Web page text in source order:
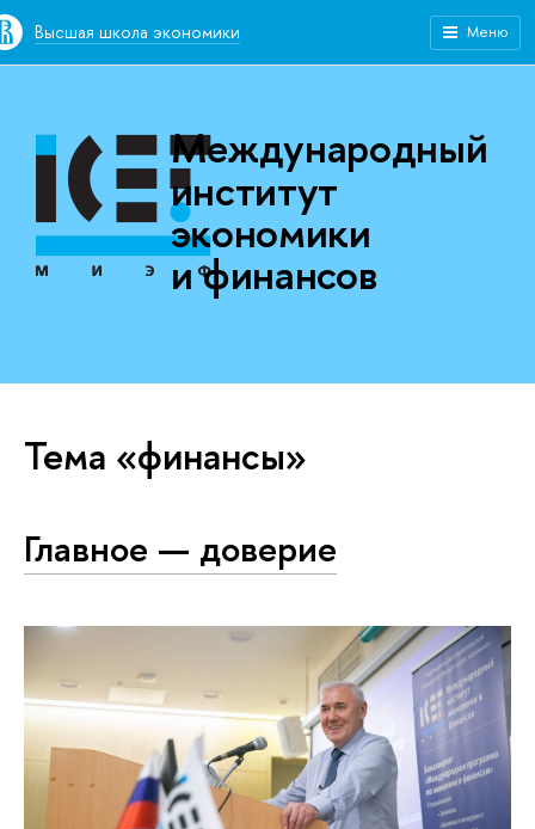
Высшая школа экономики Меню
Международный
институт
экономики
и финансов
Тема «финансы»
Главное — доверие